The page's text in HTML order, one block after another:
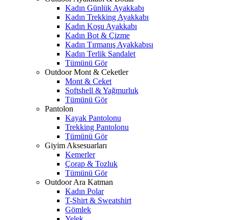
Kadın Günlük Ayakkabı
Kadın Trekking Ayakkabı
Kadın Koşu Ayakkabı
Kadın Bot & Çizme
Kadın Tırmanış Ayakkabısı
Kadın Terlik Sandalet
Tümünü Gör
Outdoor Mont & Ceketler
Mont & Ceket
Softshell & Yağmurluk
Tümünü Gör
Pantolon
Kayak Pantolonu
Trekking Pantolonu
Tümünü Gör
Giyim Aksesuarları
Kemerler
Çorap & Tozluk
Tümünü Gör
Outdoor Ara Katman
Kadın Polar
T-Shirt & Sweatshirt
Gömlek